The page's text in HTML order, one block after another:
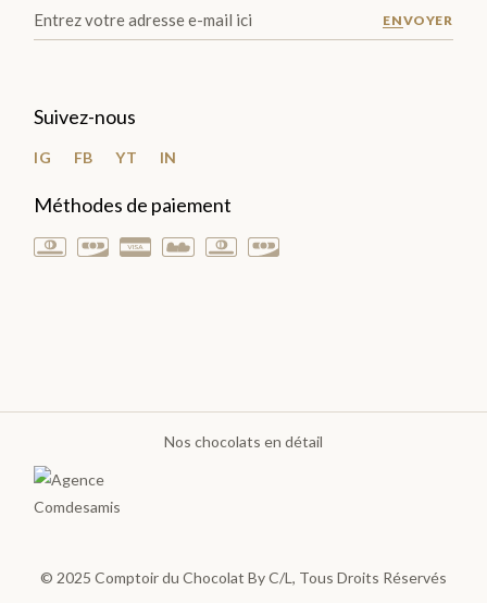
TABLETTES
>
DÉCOUVRIR
COLLECTION
NTA
TIO
>
ENVOYER
Suivez-nous
IG FB YT IN
Méthodes de paiement
Nos chocolats en détail
© 2025 Comptoir du Chocolat By C/L , Tous Droits Réservés